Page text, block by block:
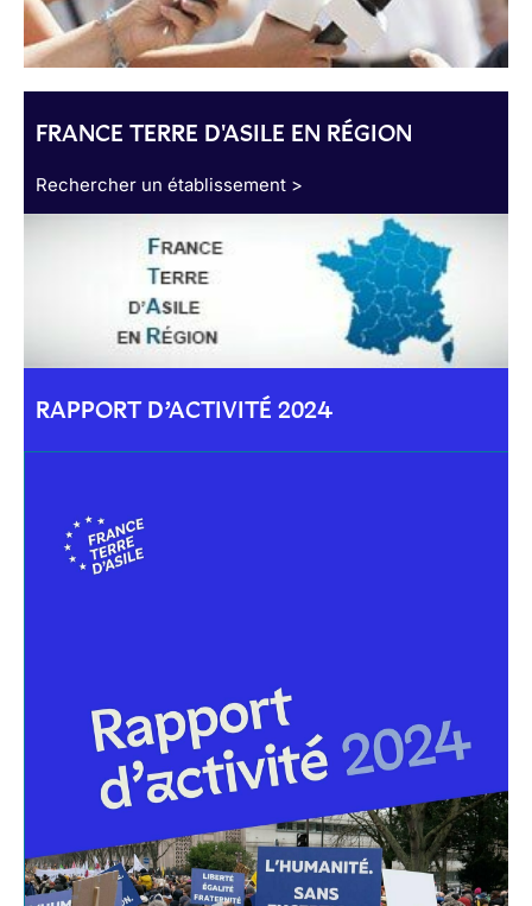
FRANCE TERRE D'ASILE EN RÉGION
Rechercher un établissement >
RAPPORT D’ACTIVITÉ 2024